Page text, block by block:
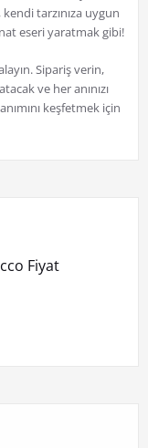
tarzınıza uygun
eseri yaratmak gibi!
Sipariş verin,
ve her anınızı
keşfetmek için
Fiyat